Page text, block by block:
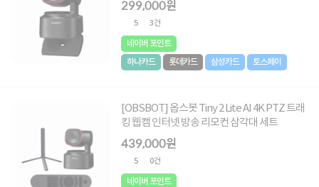
299,000원
5 3건
네이버 포인트
하나카드
롯데카드 삼성카드 토스페이
[OBSBOT] 옵스봇 Tiny 2 Lite AI 4K PTZ 트래
킹 웹캠 인터넷 방송 리모컨 삼각대 세트
439,000원
5 0건
네이버 포인트